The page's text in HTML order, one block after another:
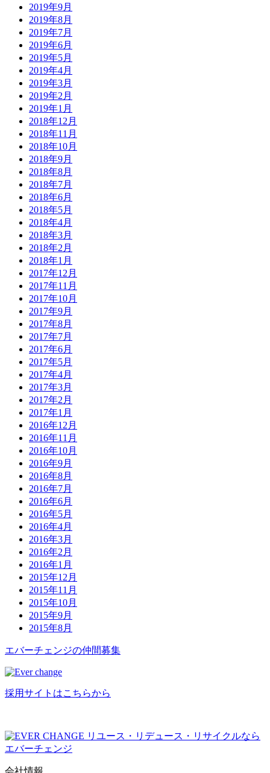
2019年9月
2019年8月
2019年7月
2019年6月
2019年5月
2019年4月
2019年3月
2019年2月
2019年1月
2018年12月
2018年11月
2018年10月
2018年9月
2018年8月
2018年7月
2018年6月
2018年5月
2018年4月
2018年3月
2018年2月
2018年1月
2017年12月
2017年11月
2017年10月
2017年9月
2017年8月
2017年7月
2017年6月
2017年5月
2017年4月
2017年3月
2017年2月
2017年1月
2016年12月
2016年11月
2016年10月
2016年9月
2016年8月
2016年7月
2016年6月
2016年5月
2016年4月
2016年3月
2016年2月
2016年1月
2015年12月
2015年11月
2015年10月
2015年9月
2015年8月
エバーチ ェ ンジの仲間募集
採用サイトはこちらから
リユース・リデュース・リサイクルなら
エバーチェンジ
会社情報